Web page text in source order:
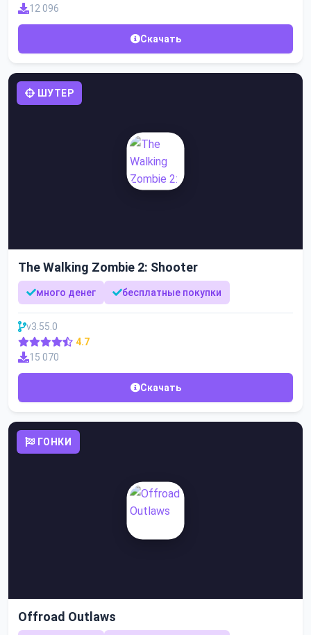
12 096
Скачать
ШУТЕР
The Walking Zombie 2: Shooter
много денег бесплатные покупки
v3.55.0
4.7
15 070
Скачать
ГОНКИ
Offroad Outlaws